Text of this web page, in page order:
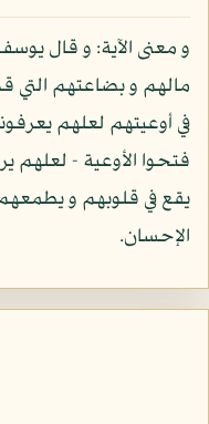
و معنى الآية: و قال
مالهم و بضاعتهم التي
في أوعيتهم لعلهم
فتحوا الأوعية - لعلهم
يقع في قلوبهم و
الإحسان.